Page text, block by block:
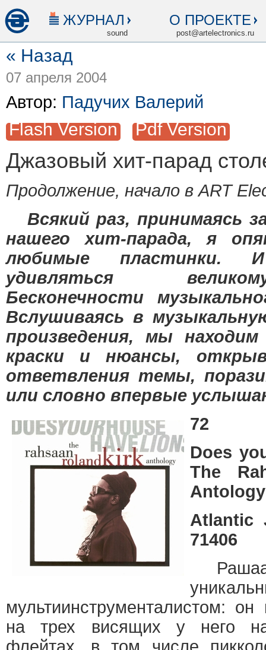
ЖУРНАЛ
sound
О ПРОЕКТЕ
post@artelectronics.ru
« Назад
07 апреля 2004
Автор: Падучих Валерий
Flash Version Pdf Version
Джазовый хит-парад
Продолжение, начало в ART
Всякий раз, принимаясь
нашего хит-парада, я
любимые пластинки.
удивляться
Бесконечности
Вслушиваясь в
произведения, мы
краски и нюансы,
ответвления темы,
или словно впервые
72
Does
The
Antology
Atlantic
71406
мультиинструменталистом:
на трех висящих у него